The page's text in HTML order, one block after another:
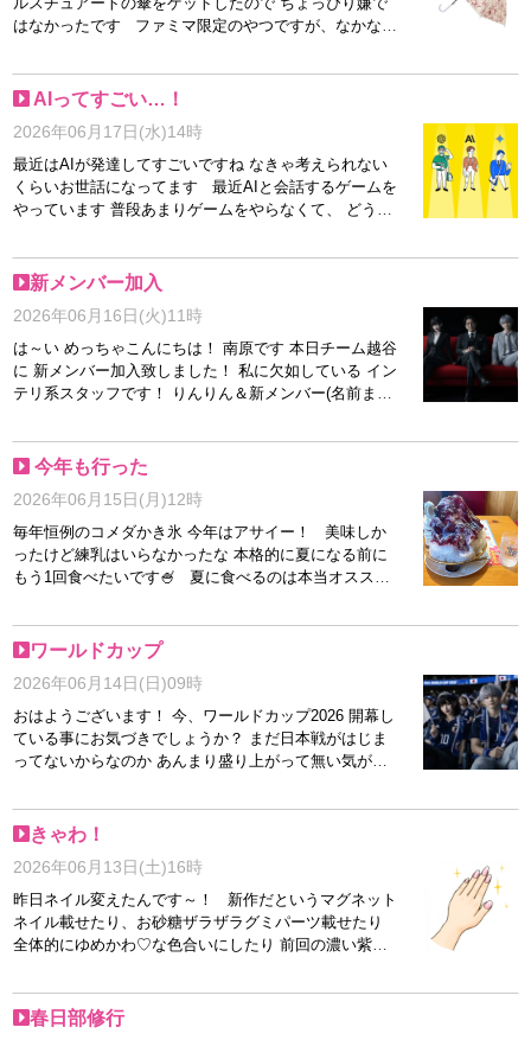
はなかったです ファミマ限定のやつですが、なかなか
ミマに売ってたのでちょうどよかったと思って買ってき
ました お値段はかわいくなかったので、大事に使おう
AIってすごい…！
2026年06月17日(水)14時
最近はAIが発達してすごいですね なきゃ考えられない
くらいお世話になってます 最近AIと会話するゲームを
やっています 普段あまりゲームをやらなくて、 どうぶ
は、のめりこんだ数作くらいなのですが 久々にずっと
やっちゃうくらいハマりました 自分のペースで進めら
なので、 RPGはちょっぴり苦手 なんかよくわからな
くて、進めたら とんでも展開になっていました でも
設定は一緒でもプレイヤーによってキャラが変わるのが
AIゲームのいいところかもしれませんね どんなとんで
れから繁忙期に差し掛かろうとしていますが、 人手不
足なんです… お待ちしております！
新メンバー加入
2026年06月16日(火)11時
は～い めっちゃこんにちは！ 南原です 本日チーム越谷
に 新メンバー加入致しました！ 私に欠如している イン
テリ系スタッフです！ りんりん＆新メンバー(名前まだ
たチームです スタッフ一同 より一層 精進して参ります
ので これからも何卒宜しくお願い致しますm(__)m
今年も行った
2026年06月15日(月)12時
毎年恒例のコメダかき氷 今年はアサイー！ 美味しか
ったけど練乳はいらなかったな 本格的に夏になる前に
もう1回食べたいです🍧 夏に食べるのは本当オススメ
で、 ミニをオススメしますほんと 暑い季節に食べる
と店内がクーラーで冷え冷えなので お腹壊しますし ミ
ワールドカップ
2026年06月14日(日)09時
おはようございます！ 今、ワールドカップ2026 開幕し
ている事にお気づきでしょうか？ まだ日本戦がはじま
ってないからなのか あんまり盛り上がって無い気が…(;
でサッカーやっていたのです 今回は三苫さんが怪我で
代表から外れたり 遠藤さんが怪我の影響で直前で代表
ですが ベスト16の壁を越えてほしいものです！！ 私、
南原の グループリーグ予想 オランダ戦 0-2 ● チュニジ
ア戦 1-2 ● スウェーデン戦 0-1 ● あれ？ このままでは3
連敗してしまいそうなので 一緒にサッカー応援してく
きゃわ！
2026年06月13日(土)16時
昨日ネイル変えたんです～！ 新作だというマグネット
ネイル載せたり、お砂糖ザラザラグミパーツ載せたり
全体的にゆめかわ♡な色合いにしたり 前回の濃い紫と
を上がる女の子も多いと思いますし お仕事的にできな
い方もいると思いますが、 足だけしているって方、こ
春日部修行